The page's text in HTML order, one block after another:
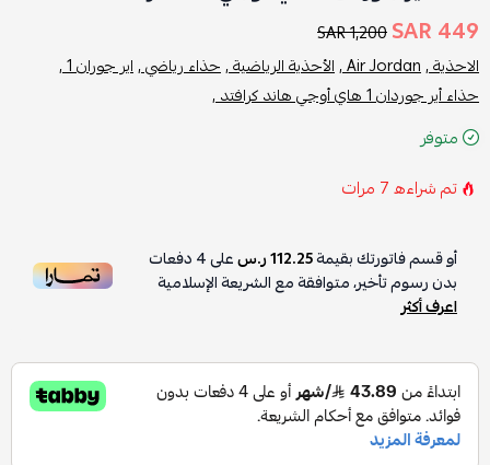
449 SAR
1,200 SAR
الاحذية ,Air Jordan , الأحذية الرياضية ,حذاء رياضي ,اير جوران 1 ,
حذاء أير جوردان 1 هاي أوجي هاند كرافتد ,
متوفر
تم شراءه7 مرات
أو قسم فاتورتك بقيمة112.25 ر.س على4دفعات
بدون رسوم تأخير، متوافقة مع الشريعة الإسلامية
اعرف أكثر